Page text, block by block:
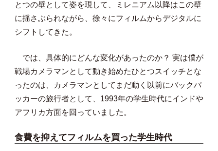
とつの壁として姿を現して、ミレニアム以降はこの壁
に揺さぶられながら、徐々にフィルムからデジタルに
シフトしてきた。
では、具体的にどんな変化があったのか？ 実は僕が
戦場カメラマンとして動き始めたひとつスイッチとな
ったのは、カメラマンとしてまだ動く以前にバックパ
ッカーの旅行者として、1993年の学生時代にインドや
アフリカ方面を回っていました。
食費を抑えてフィルムを買った学生時代